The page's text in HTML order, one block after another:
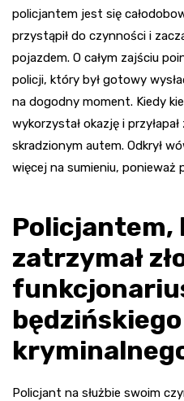
policjantem jest się
przystąpił do czynności i
pojazdem. O całym zajściu
policji, który był gotowy
na dogodny moment. Kiedy
wykorzystał okazję i
skradzionym autem. Odkrył
więcej na sumieniu, ponieważ
Policjantem,
zatrzymał
Policjant na służbie swoim